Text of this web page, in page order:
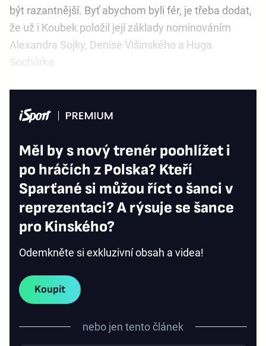
být razantnější. Byť abychom byli fér, je třeba dodat,
že už i Koubek položil její základy nominováním
Alexandra Sojky, Denise Višinského a Huga
Sochůrka.
Měl by s nový trenér poohlížet i
po hráčích z Polska? Kteří
Sparťané si můžou říct o šanci v
reprezentaci? A rýsuje se šance
pro Kinského?
Odemkněte si exkluzivní obsah a videa!
Koupit
nebo jen tento článek